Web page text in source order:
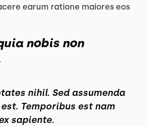
earum ratione maiores eos
nobis non
nihil. Sed assumenda
Temporibus est nam
sapiente.